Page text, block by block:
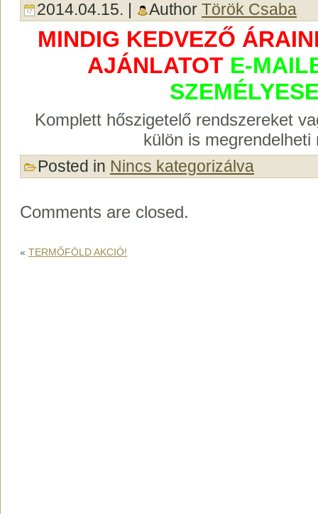
2014.04.15. | Author Török Csaba
MINDIG KEDVEZŐ
AJÁNLATOT E-
Komplett hőszigetelő rendszereket
külön is megrendelheti
Posted in Nincs kategorizálva
Comments are closed.
« TERMŐFÖLD AKCIÓ!